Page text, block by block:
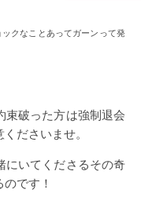
クなことあってガーンって発
束破った方は強制退会
ださいませ。
にいてくださるその奇
です！